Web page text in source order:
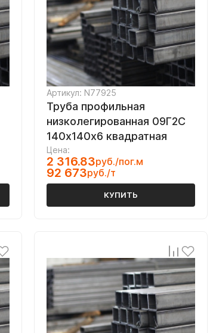
Артикул: N77925
Труба профильная
низколегированная 09Г2С
140х140х6 квадратная
Цена:
2 316.83руб./пог.м
92 673руб./т
КУПИТЬ